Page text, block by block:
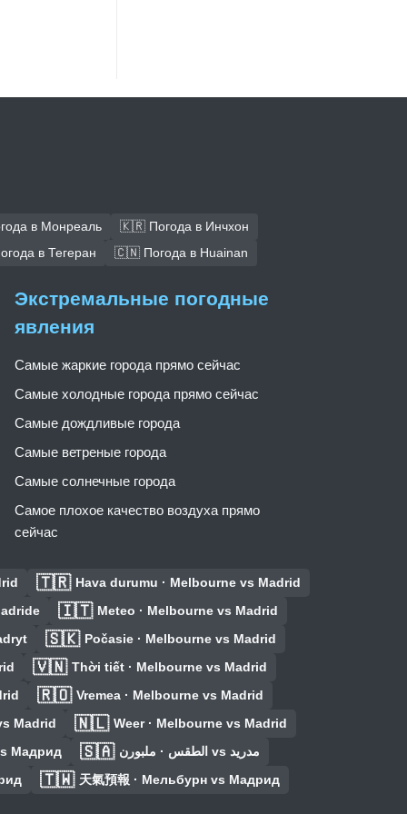
в Монреаль
🇰🇷 Погода в Инчхон
в Тегеран
🇨🇳 Погода в Huainan
Экстремальные погодные
явления
Самые жаркие города прямо сейчас
Самые холодные города прямо сейчас
Самые дождливые города
Самые ветреные города
Самые солнечные города
Самое плохое качество воздуха прямо
сейчас
🇹🇷 Hava durumu · Melbourne vs Madrid
🇮🇹 Meteo · Melbourne vs Madrid
🇸🇰 Počasie · Melbourne vs Madrid
🇻🇳 Thời tiết · Melbourne vs Madrid
🇷🇴 Vremea · Melbourne vs Madrid
Madrid
🇳🇱 Weer · Melbourne vs Madrid
Мадрид
🇸🇦
الطقس · ملبورن vs مدريد
🇹🇼 天氣預報 · Мельбурн vs Мадрид